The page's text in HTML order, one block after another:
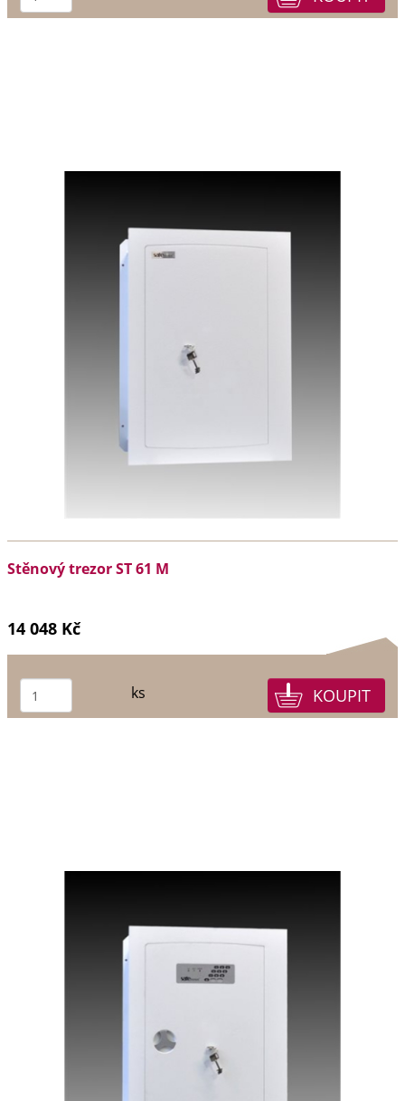
Stěnový trezor ST 61 M
14 048 Kč
ks